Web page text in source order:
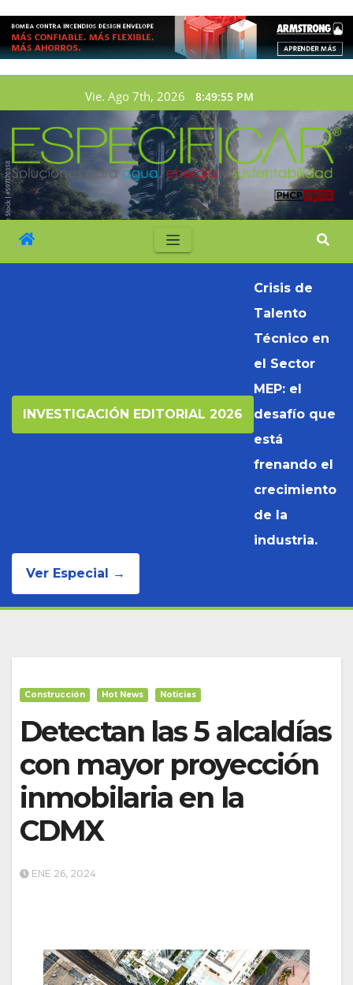
Vie. Ago 7th, 2026 8:49:56 PM
INVESTIGACIÓN EDITORIAL 2026
Crisis de
Talento
Técnico en
el Sector
MEP: el
desafío que
está
frenando el
crecimiento
de la
industria.
Ver Especial →
Construcción Hot News Noticias
Detectan las 5 alcaldías
con mayor proyección
inmobilaria en la
CDMX
ENE 26, 2024